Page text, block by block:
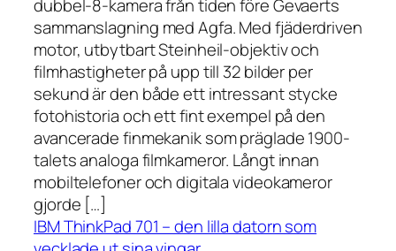
dubbel-8-kamera från tiden före Gevaerts
sammanslagning med Agfa. Med fjäderdriven
motor, utbytbart Steinheil-objektiv och
filmhastigheter på upp till 32 bilder per
sekund är den både ett intressant stycke
fotohistoria och ett fint exempel på den
avancerade finmekanik som präglade 1900-
talets analoga filmkameror. Långt innan
mobiltelefoner och digitala videokameror
gjorde […]
IBM ThinkPad 701 – den lilla datorn som